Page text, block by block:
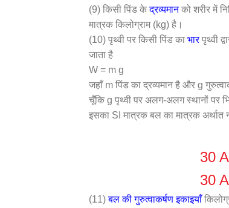
(9) किसी पिंड केद्रव्यमानको शरीर में
मात्रक किलोग्राम (kg) है।
(10) पृथ्वी पर किसी पिंड का भारपृथ्वी
जाता है
W = m g
जहाँ m पिंड का द्रव्यमान है और g
चूँकि g पृथ्वी पर अलग-अलग स्थानों पर
इसका SI मात्रक बल का मात्रक अर्थात
30
30
(11)बल की गुरुत्वाकर्षण इकाइयाँ